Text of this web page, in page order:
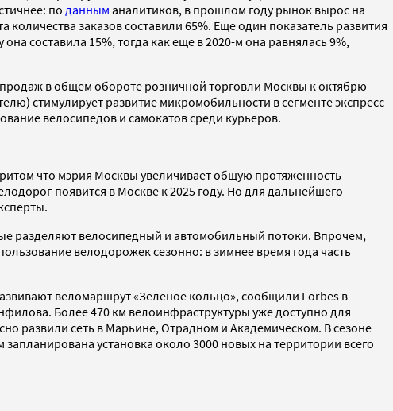
по данным аналитиков, в прошлом году рынок вырос на
заказов составили 65%. Еще один показатель развития
составила 15%, тогда как еще в 2020-м она равнялась 9%,
в общем обороте розничной торговли Москвы к октябрю
стимулирует развитие микромобильности в сегменте экспресс-
велосипедов и самокатов среди курьеров.
что мэрия Москвы увеличивает общую протяженность
появится в Москве к 2025 году. Но для дальнейшего
разделяют велосипедный и автомобильный потоки. Впрочем,
велодорожек сезонно: в зимнее время года часть
веломаршрут «Зеленое кольцо», сообщили Forbes в
Более 470 км велоинфраструктуры уже доступно для
развили сеть в Марьине, Отрадном и Академическом. В сезоне
установка около 3000 новых на территории всего